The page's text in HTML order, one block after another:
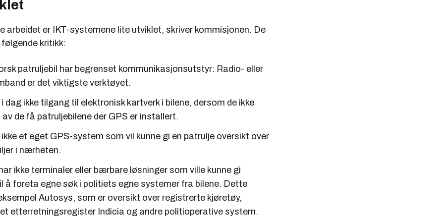
arbeidet er IKT-systemene lite utviklet, skriver kommisjonen. De
kritikk:
patruljebil har begrenset kommunikasjonsutstyr: Radio- eller
er det viktigste verktøyet.
dag ikke tilgang til elektronisk kartverk i bilene, dersom de ikke
de få patruljebilene der GPS er installert.
et eget GPS-system som vil kunne gi en patrulje oversikt over
i nærheten.
ikke terminaler eller bærbare løsninger som ville kunne gi
å foreta egne søk i politiets egne systemer fra bilene. Dette
Autosys, som er oversikt over registrerte kjøretøy,
etterretningsregister Indicia og andre politioperative system.